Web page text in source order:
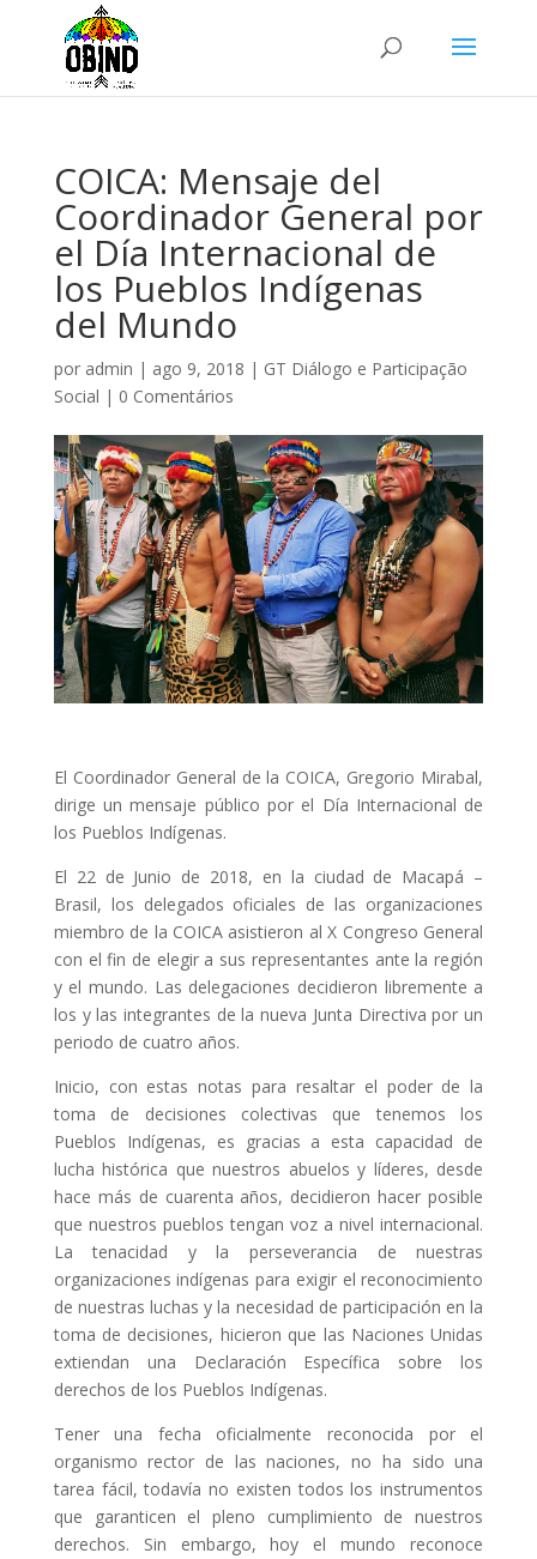
COICA: Mensaje del
Coordinador General por
el Día Internacional de
los Pueblos Indígenas
del Mundo
por admin | ago 9, 2018 | GT Diálogo e Participação
Social | 0 Comentários
El Coordinador General de la COICA, Gregorio Mirabal,
dirige un mensaje público por el Día Internacional de
los Pueblos Indígenas.
El 22 de Junio de 2018, en la ciudad de Macapá –
Brasil, los delegados oficiales de las organizaciones
miembro de la COICA asistieron al X Congreso General
con el fin de elegir a sus representantes ante la región
y el mundo. Las delegaciones decidieron libremente a
los y las integrantes de la nueva Junta Directiva por un
periodo de cuatro años.
Inicio, con estas notas para resaltar el poder de la
toma de decisiones colectivas que tenemos los
Pueblos Indígenas, es gracias a esta capacidad de
lucha histórica que nuestros abuelos y líderes, desde
hace más de cuarenta años, decidieron hacer posible
que nuestros pueblos tengan voz a nivel internacional.
La tenacidad y la perseverancia de nuestras
organizaciones indígenas para exigir el reconocimiento
de nuestras luchas y la necesidad de participación en la
toma de decisiones, hicieron que las Naciones Unidas
extiendan una Declaración Específica sobre los
derechos de los Pueblos Indígenas.
Tener una fecha oficialmente reconocida por el
organismo rector de las naciones, no ha sido una
tarea fácil, todavía no existen todos los instrumentos
que garanticen el pleno cumplimiento de nuestros
derechos. Sin embargo, hoy el mundo reconoce